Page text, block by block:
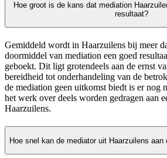
Hoe groot is de kans dat mediation
resultaat?
Gemiddeld wordt in Haarzuilens bij meer
doormiddel van mediation een goed
geboekt. Dit ligt grotendeels aan de ernst
bereidheid tot onderhandeling van de
de mediation geen uitkomst biedt is er nog
het werk over deels worden gedragen aan
Haarzuilens.
Hoe snel kan de mediator uit Haarzuilens aan